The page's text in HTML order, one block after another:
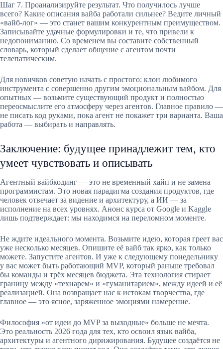
Шаг 7. Проанализируйте результат. Что получилось лучше
всего? Какие описания вайба работали сильнее? Ведите личный
«вайб-лог» — это станет вашим конкурентным преимуществом.
Записывайте удачные формулировки и те, что привели к
недопониманию. Со временем вы составите собственный
словарь, который сделает общение с агентом почти
телепатическим.
Для новичков советую начать с простого: клон любимого
инструмента с совершенно другим эмоциональным вайбом. Для
опытных — возьмите существующий продукт и полностью
переосмыслите его атмосферу через агентов. Главное правило —
не писать код руками, пока агент не покажет три варианта. Ваша
работа — выбирать и направлять.
Заключение: будущее принадлежит тем, кто
умеет чувствовать и описывать
Агентный вайбкодинг — это не временный хайп и не замена
программистам. Это новая парадигма создания продуктов, где
человек отвечает за видение и архитектуру, а ИИ — за
исполнение на всех уровнях. Анонс курса от Google и Kaggle
лишь подтверждает: мы находимся на переломном моменте.
Не ждите идеального момента. Возьмите идею, которая греет вас
уже несколько месяцев. Опишите её вайб так ярко, как только
можете. Запустите агентов. И уже к следующему понедельнику
у вас может быть работающий MVP, который раньше требовал
бы команды и трёх месяцев бюджета. Эта технология стирает
границу между «технарем» и «гуманитарием», между идеей и её
реализацией. Она возвращает нас к истокам творчества, где
главное — это ясное, заряженное эмоциями намерение.
Философия «от идеи до MVP за выходные» больше не мечта.
Это реальность 2026 года для тех, кто освоил язык вайба,
архитектуры и агентного дирижирования. Будущее создаётся не